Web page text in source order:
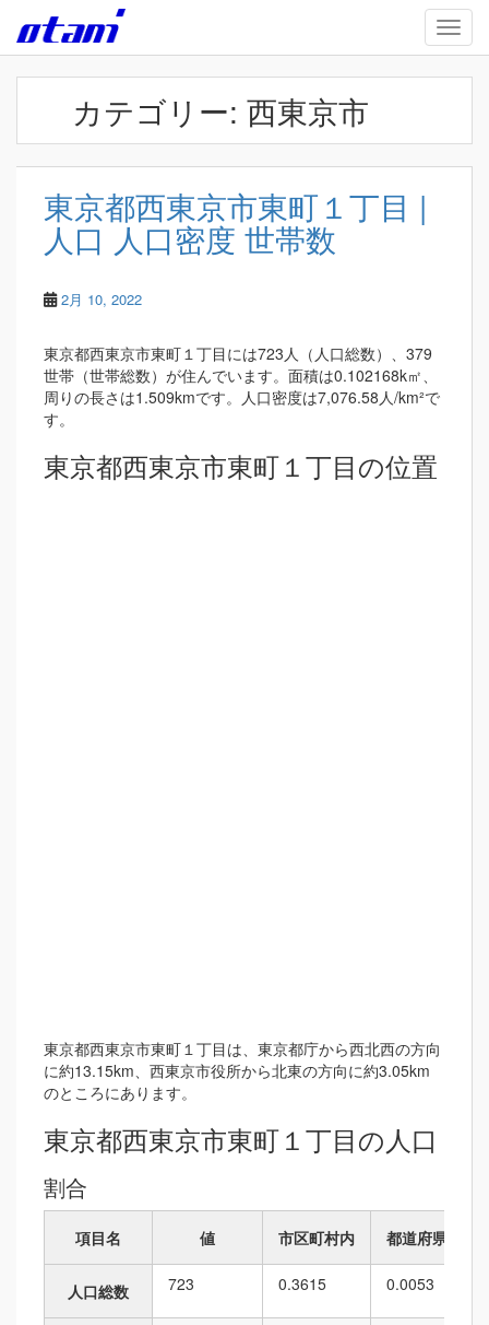
Skip to main content
カテゴリー: 西東京市
東京都西東京市東町１丁目 |
人口 人口密度 世帯数
2月 10, 2022
東京都西東京市東町１丁目には723人（人口総数）、379
世帯（世帯総数）が住んでいます。面積は0.102168k㎡、
周りの長さは1.509kmです。人口密度は7,076.58人/km²で
す。
東京都西東京市東町１丁目の位置
東京都西東京市東町１丁目は、東京都庁から西北西の方向
に約13.15km、西東京市役所から北東の方向に約3.05km
のところにあります。
東京都西東京市東町１丁目の人口
割合
項目名 値 市区町村内 都道府県内
人口総数 723 0.3615 0.0053